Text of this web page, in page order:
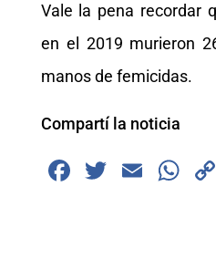
Vale la pena recordar
en el 2019 murieron
manos de femicidas.
Compartí la noticia
F
T
E
W